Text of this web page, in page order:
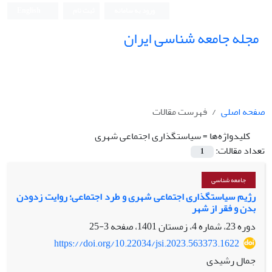
مجله جامعه شناسی ایران
صفحه اصلی
فهرست مقالات
کلیدواژه‌ها =سیاستگذاری اجتماعی شهری
تعداد مقالات:
1
جامعه شناسی
رژیم سیاستگذاری اجتماعی شهری و طرد اجتماعی؛ روایت زدودن
بدن و فقر از شهر
دوره 23، شماره 4، زمستان 1401، صفحه
3-25
https://doi.org/10.22034/jsi.2023.563373.1622
جمال رشیدی